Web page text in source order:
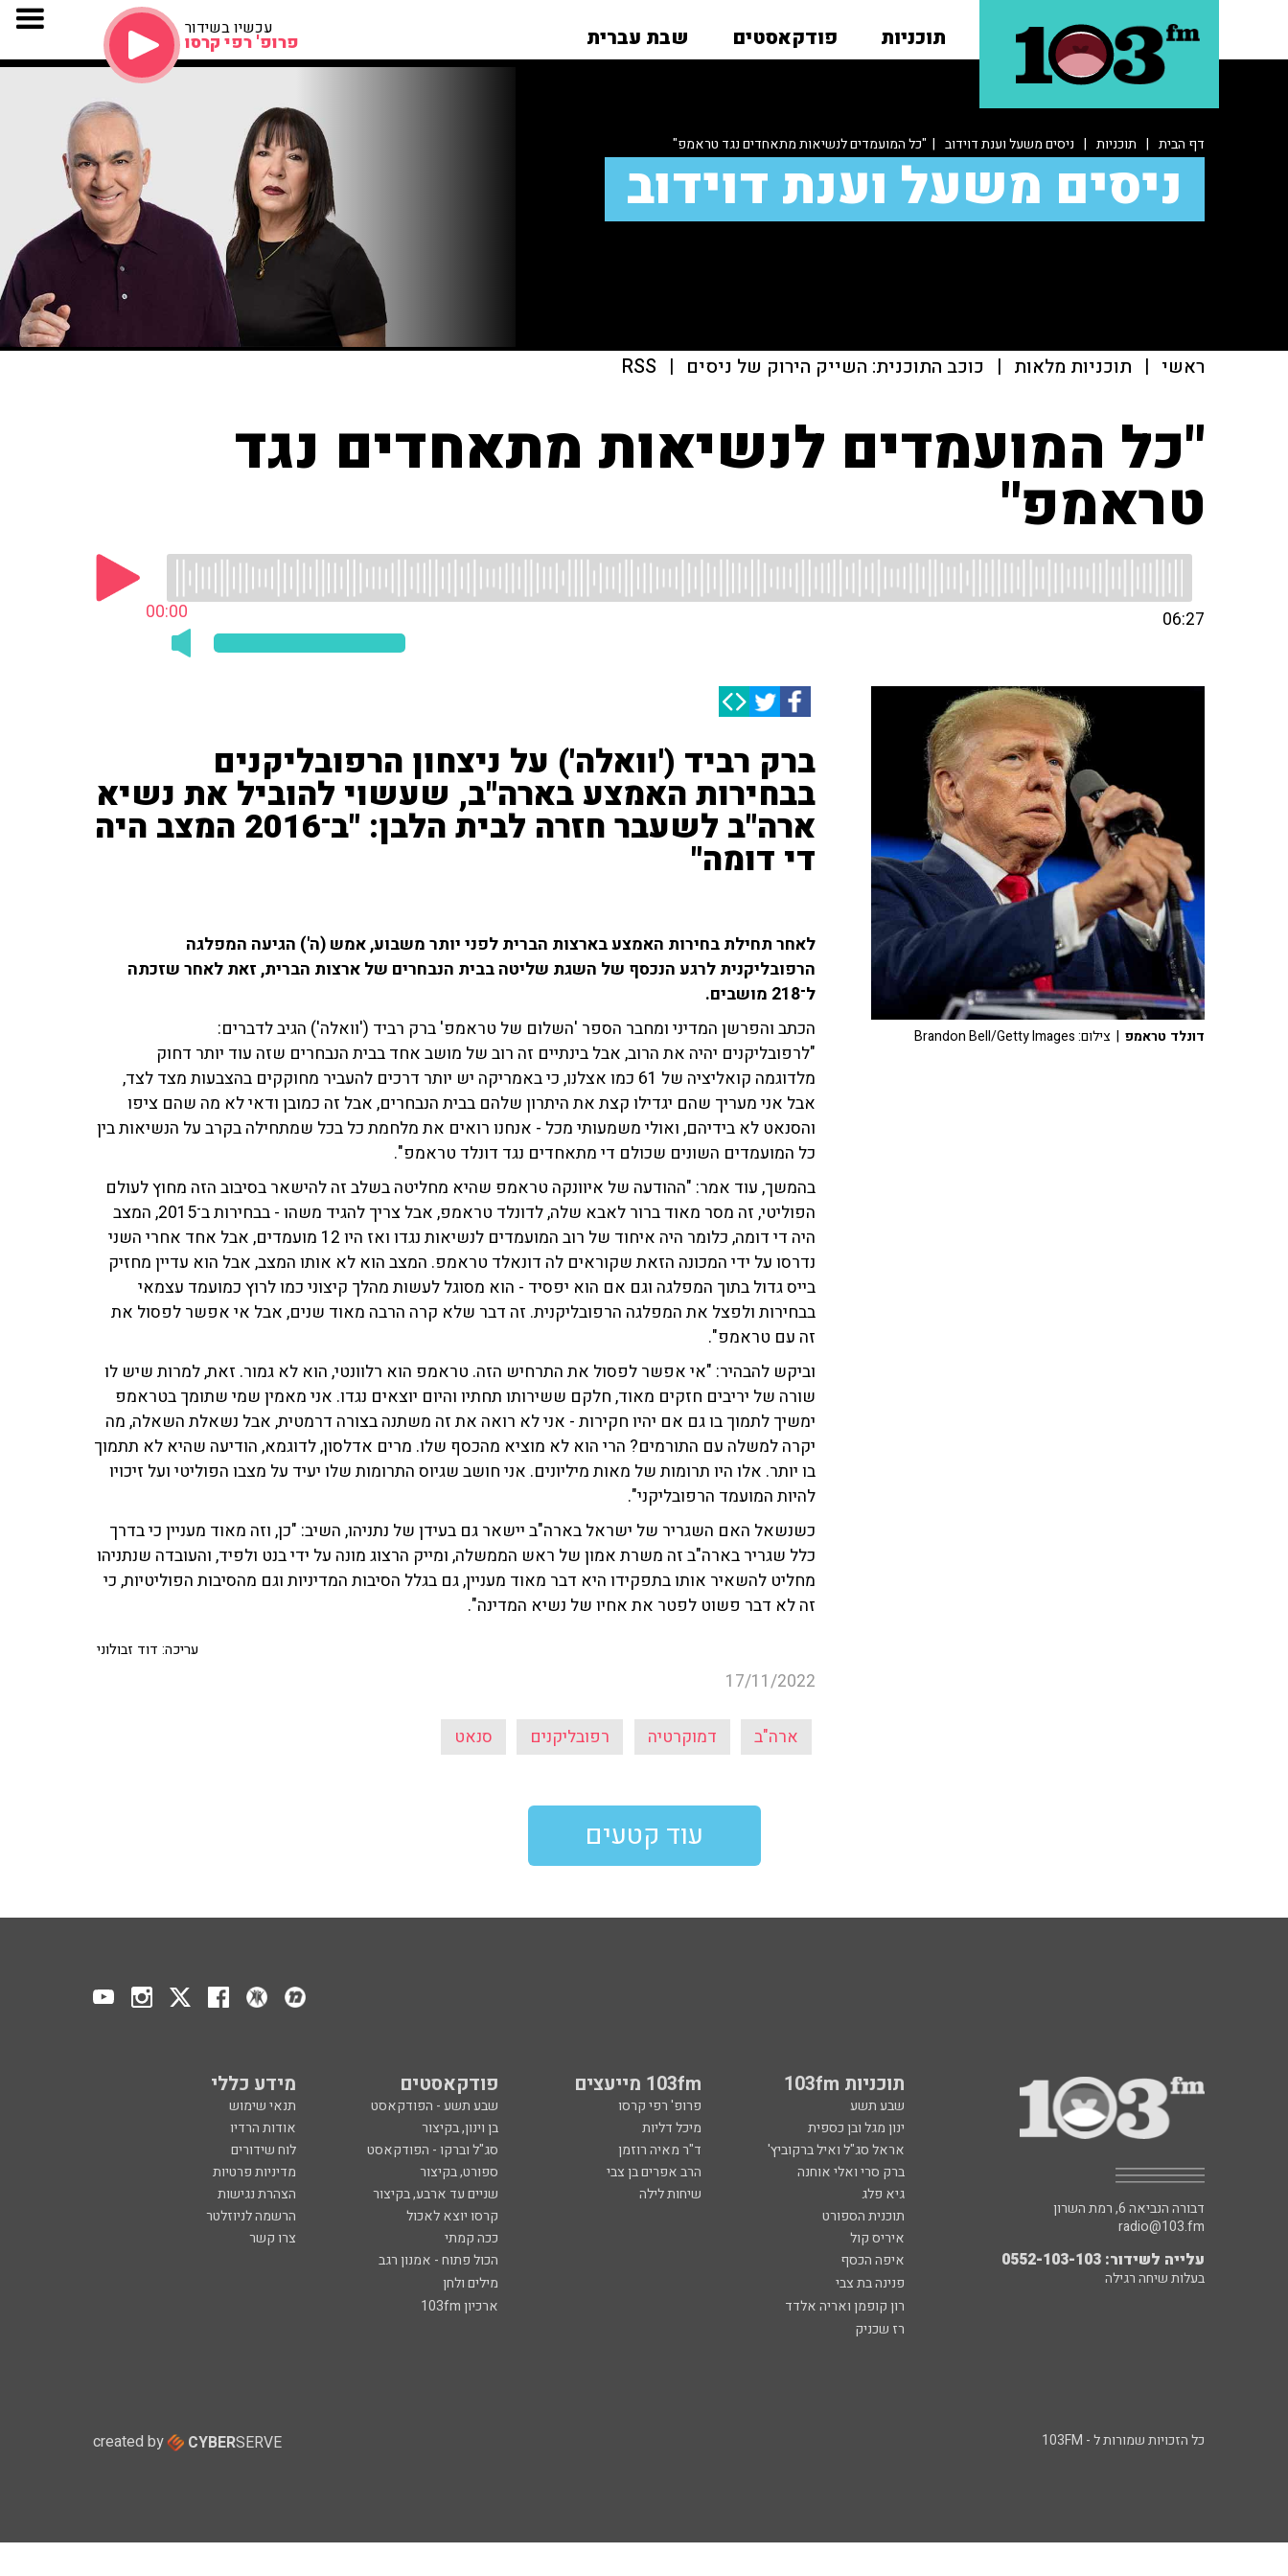
תוכניות פודקאסטים שבת עברית עכשיו בשידור
פרופ' רפי קרסו
דף הבית | תוכניות | ניסים משעל וענת דוידוב | "כל המועמדים לנשיאות מתאחדים נגד טראמפ"
ניסים משעל וענת דוידוב
ראשי | תוכניות מלאות | כוכב התוכנית: השייק הירוק של ניסים |
RSS
"כל המועמדים לנשיאות מתאחדים נגד
טראמפ"
00:00 06:27
ברק רביד ('וואלה') על ניצחון הרפובליקנים
בבחירות האמצע בארה"ב, שעשוי להוביל את נשיא
ארה"ב לשעבר חזרה לבית הלבן: "ב־2016 המצב היה
די דומה"
לאחר תחילת בחירות האמצע בארצות הברית לפני יותר משבוע, אמש (ה') הגיעה המפלגה
הרפובליקנית לרגע הנכסף של השגת שליטה בבית הנבחרים של ארצות הברית, זאת לאחר שזכתה
ל־218 מושבים.
הכתב והפרשן המדיני ומחבר הספר 'השלום של טראמפ' ברק רביד ('וואלה') הגיב לדברים:
"לרפובליקנים יהיה את הרוב, אבל בינתיים זה רוב של מושב אחד בבית הנבחרים שזה עוד יותר דחוק
מלדוגמה קואליציה של 61 כמו אצלנו, כי באמריקה יש יותר דרכים להעביר מחוקקים בהצבעות מצד לצד,
אבל אני מעריך שהם יגדילו קצת את היתרון שלהם בבית הנבחרים, אבל זה כמובן ודאי לא מה שהם ציפו
והסנאט לא בידיהם, ואולי משמעותי מכל - אנחנו רואים את מלחמת כל בכל שמתחילה בקרב על הנשיאות בין
כל המועמדים השונים שכולם די מתאחדים נגד דונלד טראמפ".
בהמשך, עוד אמר: "ההודעה של איוונקה טראמפ שהיא מחליטה בשלב זה להישאר בסיבוב הזה מחוץ לעולם
הפוליטי, זה מסר מאוד ברור לאבא שלה, לדונלד טראמפ, אבל צריך להגיד משהו - בבחירות ב־2015, המצב
היה די דומה, כלומר היה איחוד של רוב המועמדים לנשיאות נגדו ואז היו 12 מועמדים, אבל אחד אחרי השני
נדרסו על ידי המכונה הזאת שקוראים לה דונאלד טראמפ. המצב הוא לא אותו המצב, אבל הוא עדיין מחזיק
בייס גדול בתוך המפלגה וגם אם הוא יפסיד - הוא מסוגל לעשות מהלך קיצוני כמו לרוץ כמועמד עצמאי
בבחירות ולפצל את המפלגה הרפובליקנית. זה דבר שלא קרה הרבה מאוד שנים, אבל אי אפשר לפסול את
זה עם טראמפ".
וביקש להבהיר: "אי אפשר לפסול את התרחיש הזה. טראמפ הוא רלוונטי, הוא לא גמור. זאת, למרות שיש לו
שורה של יריבים חזקים מאוד, חלקם ששירותו תחתיו והיום יוצאים נגדו. אני מאמין שמי שתומך בטראמפ
ימשיך לתמוך בו גם אם יהיו חקירות - אני לא רואה את זה משתנה בצורה דרמטית, אבל נשאלת השאלה, מה
יקרה למשלה עם התורמים? הרי הוא לא מוציא מהכסף שלו. מרים אדלסון, לדוגמא, הודיעה שהיא לא תתמוך
בו יותר. אלו היו תרומות של מאות מיליונים. אני חושב שגיוס התרומות שלו יעיד על מצבו הפוליטי ועל זיכויו
להיות המועמד הרפובליקני".
כשנשאל האם השגריר של ישראל בארה"ב יישאר גם בעידן של נתניהו, השיב: "כן, וזה מאוד מעניין כי בדרך
כלל שגריר בארה"ב זה משרת אמון של ראש הממשלה, ומייק הרצוג מונה על ידי בנט ולפיד, והעובדה שנתניהו
מחליט להשאיר אותו בתפקידו היא דבר מאוד מעניין, גם בגלל הסיבות המדיניות וגם מהסיבות הפוליטיות, כי
זה לא דבר פשוט לפטר את אחיו של נשיא המדינה".
עריכה: דוד זבולוני
17/11/2022
ארה"ב דמוקרטיה רפובליקנים סנאט
דונלד טראמפ | צילום: Brandon Bell/Getty Images
עוד קטעים
תוכניות 103fm 103fm מייעצים פודקאסטים מידע כללי
שבע תשע פרופ' רפי קרסו שבע תשע - הפודקאסט
תנאי שימוש
ינון מגל ובן כספית
מיכל דליות בן וינון, בקיצור
אודות הרדיו
אראל סג"ל ואיל ברקוביץ'
ד"ר מאיה רוזמן סג"ל וברקו - הפודקאסט
לוח שידורים
ברק סרי ואלי אוחנה
הרב אפרים בן צבי ספורט, בקיצור
מדיניות פרטיות
גיא פלג
שיחות לילה שניים עד ארבע, בקיצור
הצהרת נגישות
תוכנית הספורט
קרסו יוצא לאכול
הרשמה לניוזלטר
איריס קול
ככה קמתי
צרו קשר
איפה הכסף
הכול פתוח - אמנון רגב
פנינה בת צבי
מילים ולחן
רון קופמן ואריה אלדד
ארכיון 103fm
רז שכניק
דבורה הנביאה 6, רמת השרון
radio@103.fm
עלייה לשידור: 0552-103-103
בעלות שיחה רגילה
כל הזכויות שמורות ל - 103FM created by CYBERSERVE